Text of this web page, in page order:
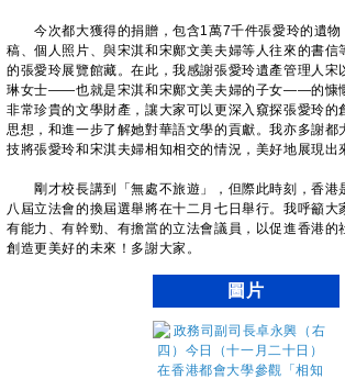
今次都大獲得的捐贈，包含1萬7千件張愛玲的遺物
稿、個人照片、與宋淇和宋鄺文美夫婦等人往來的書信
的張愛玲展覽館藏。在此，我感謝張愛玲遺產管理人宋
琳女士——也就是宋淇和宋鄺文美夫婦的子女——的慷
非常珍貴的文學財產，讓大家可以更深入窺探張愛玲的
思想，和進一步了解她對華語文學的貢獻。我亦多謝都
技將張愛玲和宋淇夫婦相知相交的情況，美好地展現出
剛才校長講到「無處不旅遊」，但際此時刻，香港
八屆立法會的換屆選舉將在十二月七日舉行。我呼籲大
有能力、有幹勁、有擔當的立法會議員，以促進香港的
創造更美好的未來！多謝大家。
圖片